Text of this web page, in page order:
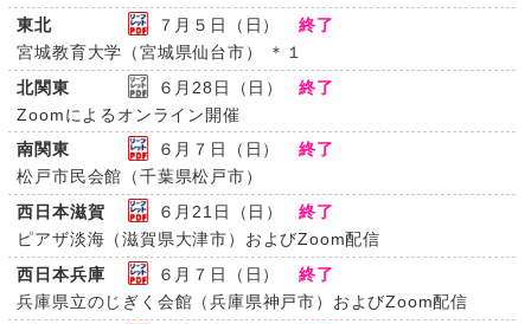
東北
７月５日（日）
終了
宮城教育大学（宮城県仙台市） ＊１
北関東
６月28日（日）
終了
Zoomによるオンライン開催
南関東
６月７日（日）
終了
松戸市民会館（千葉県松戸市）
西日本滋賀
６月21日（日）
終了
ピアザ淡海（滋賀県大津市）およびZoom配信
西日本兵庫
６月７日（日）
終了
兵庫県立のじぎく会館（兵庫県神戸市）およびZoom配信